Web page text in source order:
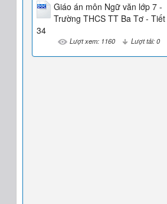
Giáo án môn Ngữ văn lớp 7 -
Trường THCS TT Ba Tơ - Tiết
34
Lượt xem: 1160 Lượt tải: 0